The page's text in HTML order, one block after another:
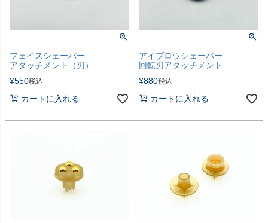
フェイスシェーバー
アタッチメント（刃）
¥550税込
カートに入れる
アイブロウシェーバー
回転刃アタッチメント
¥880税込
カートに入れる